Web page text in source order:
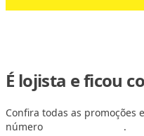
É lojista e ficou
Confira todas as promoções
número
.